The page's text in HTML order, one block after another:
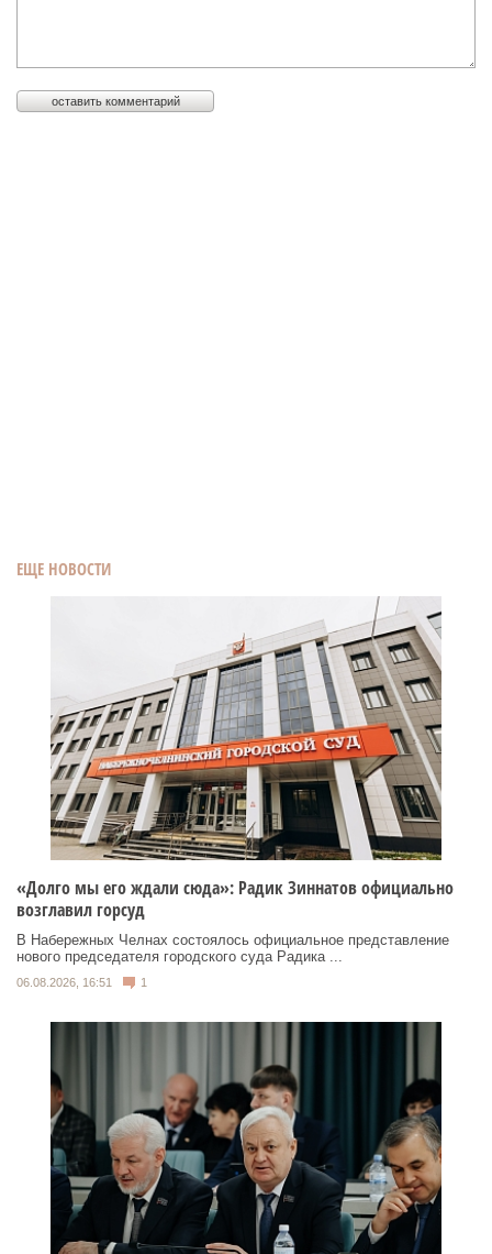
ЕЩЕ НОВОСТИ
«Долго мы его ждали сюда»: Радик Зиннатов официально
возглавил горсуд
В Набережных Челнах состоялось официальное представление
нового председателя городского суда Радика ...
06.08.2026, 16:51 1